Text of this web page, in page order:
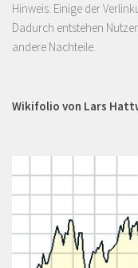
Hinweis: Einige der
Dadurch entstehen
andere Nachteile.
Wikifolio von Lars